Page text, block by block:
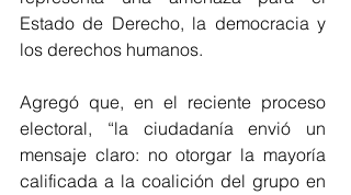
Estado de Derecho, la democracia y
los derechos humanos.
Agregó que, en el reciente proceso
electoral, “la ciudadanía envió un
mensaje claro: no otorgar la mayoría
calificada a la coalición del grupo en